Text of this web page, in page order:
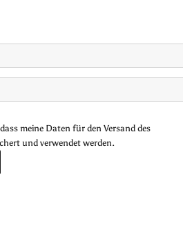
meine Daten für den Versand des
und verwendet werden.